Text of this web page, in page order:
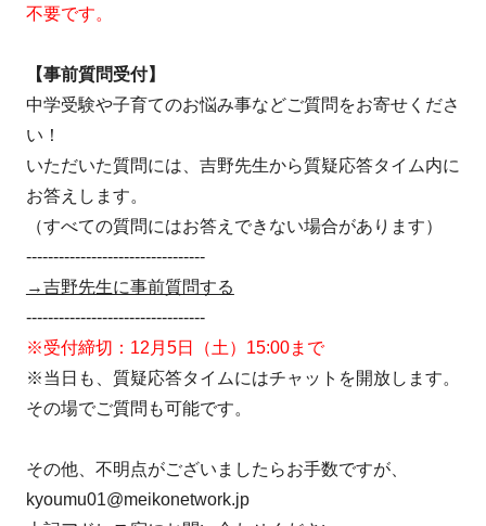
不要です。
【事前質問受付】
中学受験や子育てのお悩み事などご質問をお寄せくださ
い！
いただいた質問には、吉野先生から質疑応答タイム内に
お答えします。
（すべての質問にはお答えできない場合があります）
---------------------------------
→吉野先生に事前質問する
---------------------------------
※受付締切：12月5日（土）15:00まで
※当日も、質疑応答タイムにはチャットを開放します。
その場でご質問も可能です。
その他、不明点がございましたらお手数ですが、
kyoumu01@meikonetwork.jp